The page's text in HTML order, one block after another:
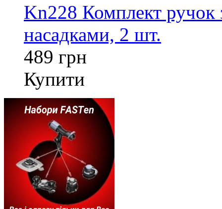
Kn228 Комплект ручок
насадками, 2 шт.
489 грн
Купити